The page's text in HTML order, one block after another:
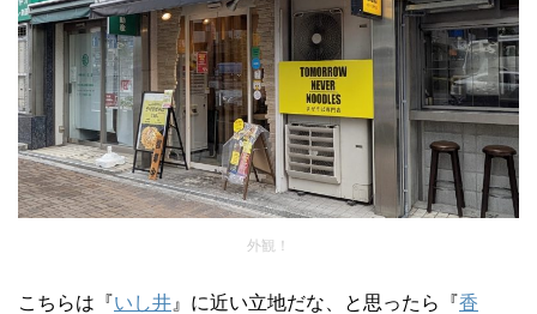
外観！
こちらは『いし井 』に近い立地だな、と思ったら『香